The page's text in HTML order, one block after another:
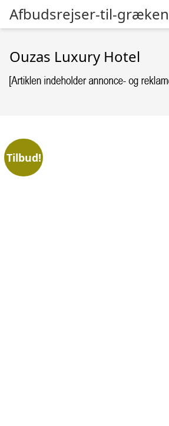
Afbudsrejser-til-
Ouzas Luxury Hotel
Tilbud!